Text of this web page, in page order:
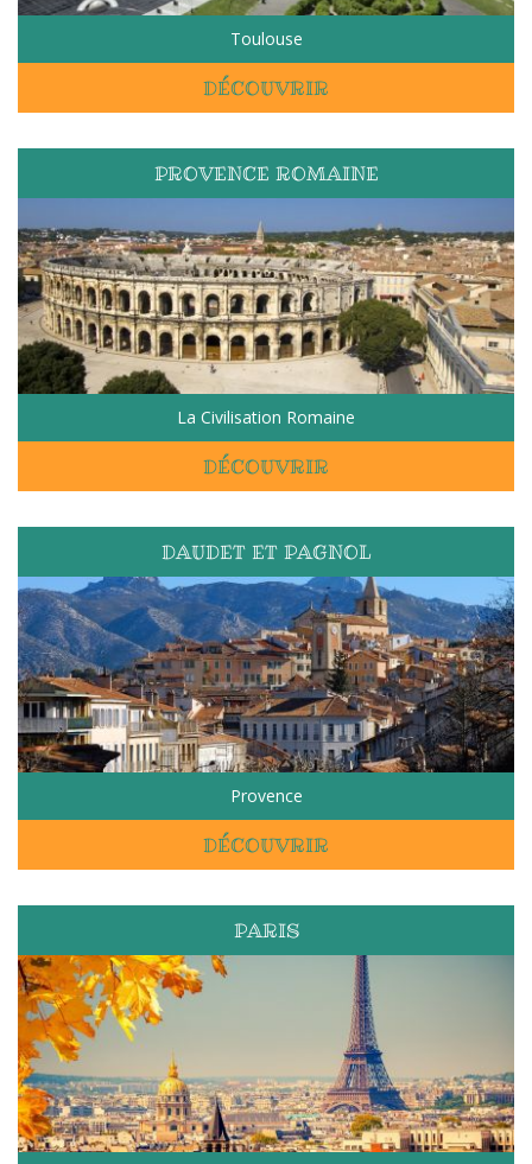
Toulouse
DÉCOUVRIR
PROVENCE ROMAINE
La Civilisation Romaine
DÉCOUVRIR
DAUDET ET PAGNOL
Provence
DÉCOUVRIR
PARIS